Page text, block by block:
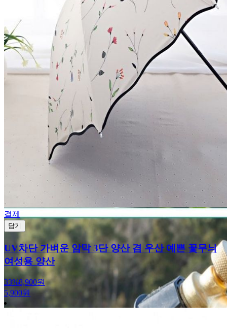
결제
담기
UV차단 가벼운 암막 3단 양산 겸 우산 예쁜 꽃무늬
여성용 양산
33%8,900원
5,900원